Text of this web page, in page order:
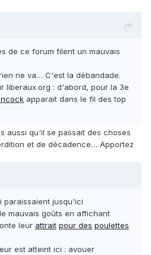
de ce forum filent un mauvais
ne va… C'est la débandade.
liberaux.org : d'abord, pour la 3e
apparait dans le fil des top
aussi qu'il se passait des choses
et de décadence… Apportez
paraissaient jusqu'ici
mauvais goûts en affichant
leur attrait pour des poulettes
est atteint ici : avouer